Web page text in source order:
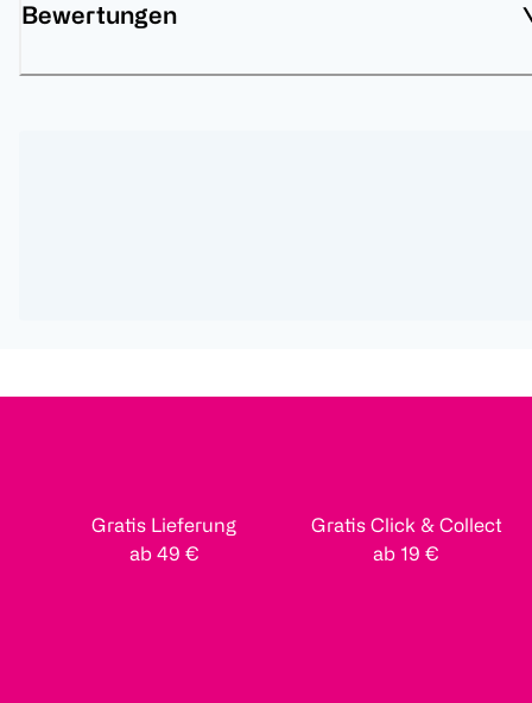
Bewertungen
Gratis Lieferung
ab 49 €
Gratis Click & Collect
ab 19 €